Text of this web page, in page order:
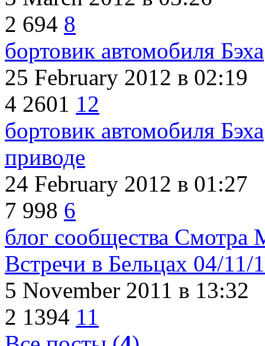
2 694 8
бортовик автомобиля Бэха
25 February 2012 в 02:19
4 2601 12
бортовик автомобиля Бэха
приводе
24 February 2012 в 01:27
7 998 6
блог сообщества Смотра
Встречи в Бельцах 04/11/
5 November 2011 в 13:32
2 1394 11